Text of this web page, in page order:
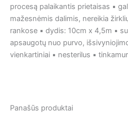
procesą palaikantis prietaisas ▪
mažesnėmis dalimis, nereikia
rankose ▪ dydis: 10cm x 4,5m ▪
apsaugotų nuo purvo,
vienkartiniai ▪ nesterilus ▪
Panašūs produktai